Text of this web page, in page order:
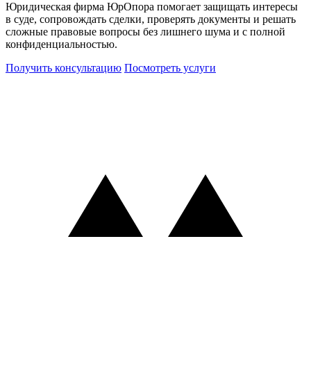
Юридическая фирма ЮрОпора помогает защищать интересы
в суде, сопровождать сделки, проверять документы и решать
сложные правовые вопросы без лишнего шума и с полной
конфиденциальностью.
Получить консультацию Посмотреть услуги